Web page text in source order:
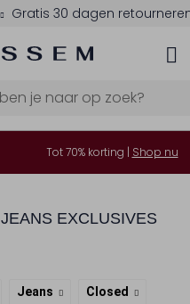
Kies zelf je bezorgmoment
Tot 70% korting | Shop nu
JEANS EXCLUSIVES
Jeans Closed